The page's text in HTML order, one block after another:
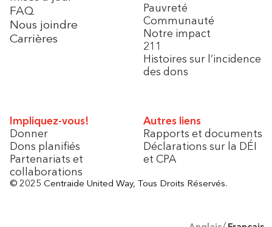
FAQ
Nous joindre
Carrières
Pauvreté
Communauté
Notre impact
211
Histoires sur l’incidence
des dons
Impliquez-vous!
Donner
Dons planifiés
Partenariats et
collaborations
Autres liens
Rapports et documents
Déclarations sur la DÉI
et CPA
© 2025 Centraide United Way, Tous Droits Réservés.